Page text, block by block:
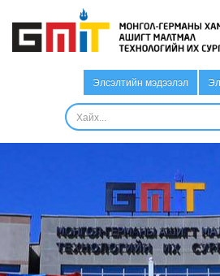
Элсэлтийн мэдээлэл